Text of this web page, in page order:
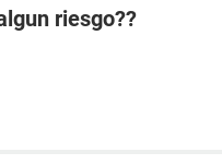
riesgo??